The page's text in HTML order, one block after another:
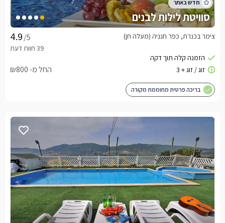
סוויטת לילות לבנים
/5 צימר בכנרת, כפר חנניה (מעלה חן)
החל מ- ₪800
בריכה פרטית מחוממת מקורה